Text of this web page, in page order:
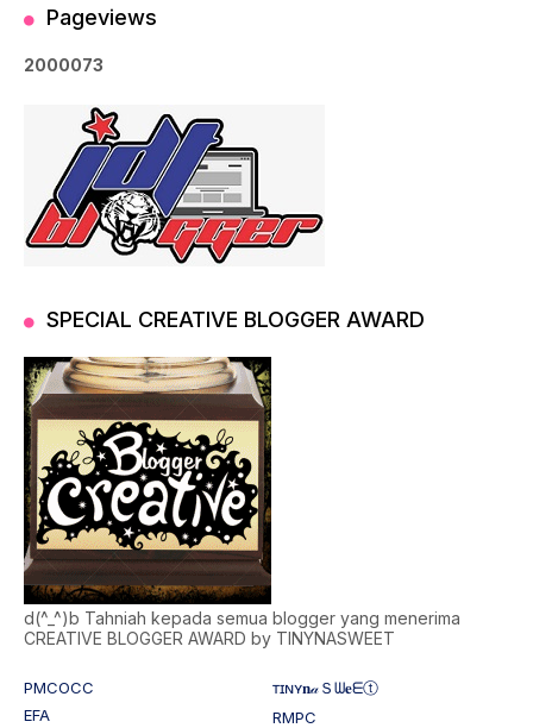
Pageviews
2000073
SPECIAL CREATIVE BLOGGER AWARD
d(^_^)b Tahniah kepada semua blogger yang menerima
CREATIVE BLOGGER AWARD by TINYNASWEET
PMCOCC
ᴛɪɴʏ𝐧𝒶Ｓᗯ𝐞ᗴⓣ
EFA
RMPC